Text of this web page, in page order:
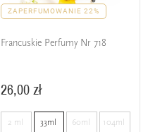
ZAPERFUMOWANIE 22%
Francuskie Perfumy Nr 718
26,00 zł
2 ml 33ml 60ml 104ml